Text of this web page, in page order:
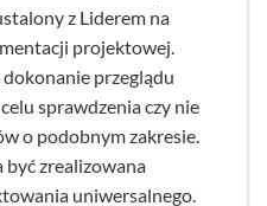
z Liderem na
projektowej.
przeglądu
sprawdzenia czy nie
o podobnym zakresie.
być zrealizowana
uniwersalnego.